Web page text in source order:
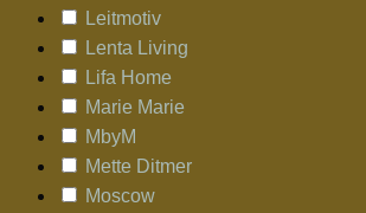
Leitmotiv
Lenta Living
Lifa Home
Marie Marie
MbyM
Mette Ditmer
Moscow